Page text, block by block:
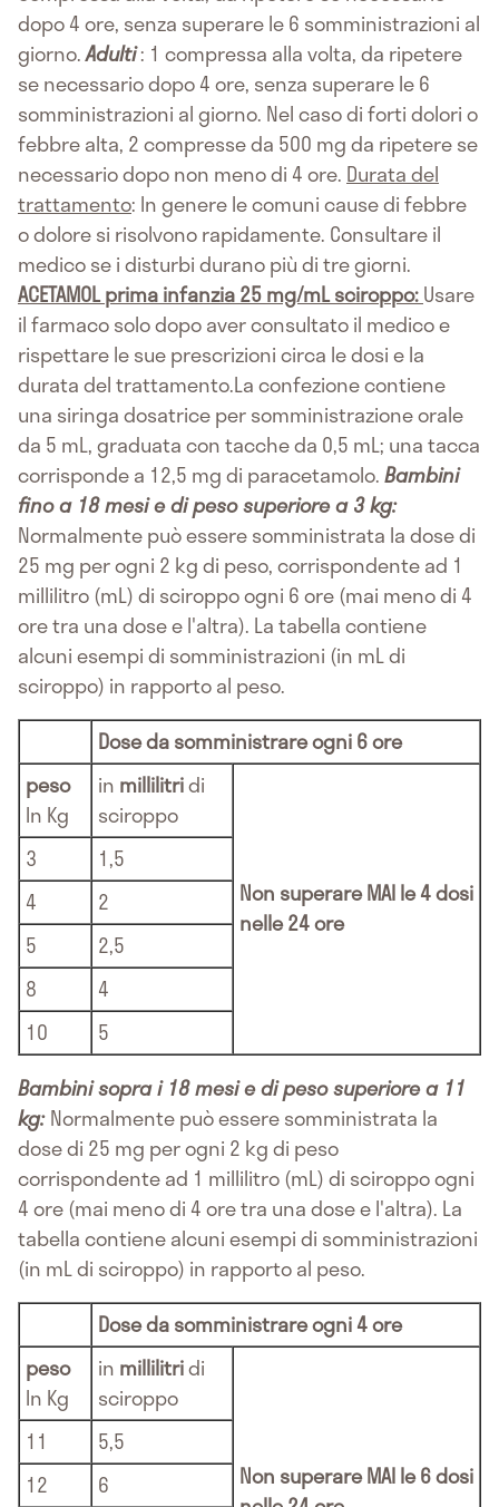
dopo 4 ore, senza superare le 6 somministrazioni al
giorno.Adulti: 1 compressa alla volta, da ripetere
se necessario dopo 4 ore, senza superare le 6
somministrazioni al giorno. Nel caso di forti dolori o
febbre alta, 2 compresse da 500 mg da ripetere se
necessario dopo non meno di 4 ore. Durata del
trattamento: In genere le comuni cause di febbre
o dolore si risolvono rapidamente. Consultare il
medico se i disturbi durano più di tre giorni.
ACETAMOL prima infanzia 25 mg/mL sciroppo:Usare
il farmaco solo dopo aver consultato il medico e
rispettare le sue prescrizioni circa le dosi e la
durata del trattamento.La confezione contiene
una siringa dosatrice per somministrazione orale
da 5 mL, graduata con tacche da 0,5 mL; una tacca
corrisponde a 12,5 mg di paracetamolo.Bambini
fino a 18 mesi e di peso superiore a 3 kg:
Normalmente può essere somministrata la dose di
25 mg per ogni 2 kg di peso, corrispondente ad 1
millilitro (mL) di sciroppo ogni 6 ore (mai meno di 4
ore tra una dose e l'altra). La tabella contiene
alcuni esempi di somministrazioni (in mL di
sciroppo) in rapporto al peso.
Dose da somministrare ogni 6 ore
peso
In Kg
in millilitridi
sciroppo
Non superare MAI le 4 dosi
nelle 24 ore
3
1,5
4
2
5
2,5
8
4
10
5
Bambini sopra i 18 mesi e di peso superiore a 11
kg:Normalmente può essere somministrata la
dose di 25 mg per ogni 2 kg di peso
corrispondente ad 1 millilitro (mL) di sciroppo ogni
4 ore (mai meno di 4 ore tra una dose e l'altra). La
tabella contiene alcuni esempi di somministrazioni
(in mL di sciroppo) in rapporto al peso.
Dose da somministrare ogni 4 ore
peso
In Kg
in millilitridi
sciroppo
Non superare MAI le 6 dosi
11
5,5
12
6